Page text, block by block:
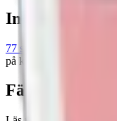
Information
77 snus
på kvalitet och variation,
Färskt vitt snus